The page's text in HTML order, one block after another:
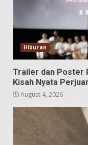
Hiburan
Trailer dan Poster
Kisah Nyata
August 4, 2026